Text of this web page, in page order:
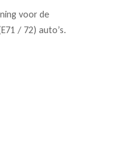
voor de
/ 72) auto’s.